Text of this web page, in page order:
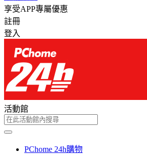
享受APP專屬優惠
註冊
登入
活動館
PChome 24h購物